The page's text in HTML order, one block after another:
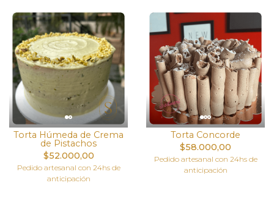
Torta Húmeda de Crema
de Pistachos
$52.000,00
Pedido artesanal con 24hs de
anticipación
Torta Concorde
$58.000,00
Pedido artesanal con 24hs de
anticipación